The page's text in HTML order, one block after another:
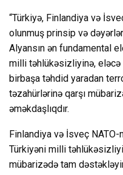
“Türkiyə, Finlandiya və
olunmuş prinsip və
Alyansın ən fundamental
milli təhlükəsizliyinə,
birbaşa təhdid yaradan
təzahürlərinə qarşı
əməkdaşlıqdır.
Finlandiya və İsveç
Türkiyəni milli
mübarizədə tam